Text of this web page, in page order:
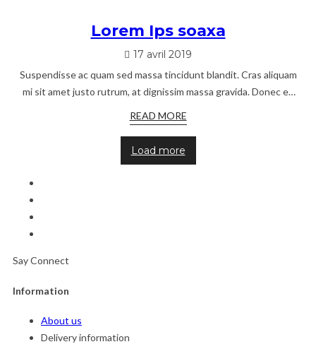
Lorem Ips soaxa
17 avril 2019
Suspendisse ac quam sed massa tincidunt blandit. Cras aliquam
mi sit amet justo rutrum, at dignissim massa gravida. Donec eu
READ MORE
Load more
Say Connect
Information
About us
Delivery information